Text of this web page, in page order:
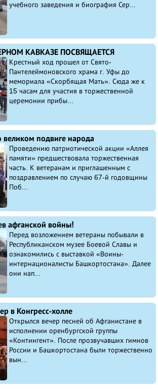
учебного заведения и биография Сер...
КАВКАЗЕ ПОСВЯЩАЕТСЯ
Крестный ход прошел от Свято-
Пантелеймоновского храма г. Уфы до
мемориала «Скорбящая Мать». Сюда же к
15 часам для участия в торжественной
церемонии прибы...
великом подвиге народа
Проведению патриотической акции «Аллея
памяти» предшествовала торжественная
часть. К ветеранам и приглашенным с
поздравлением по случаю 67-й годовщины
Поб...
афганской войны!
Перед возложением ветераны побывали в
Республиканском музее Боевой Славы и
ознакомились с выставкой «Воины-
интернационалисты Башкортостана». Далее
они нап...
в Конгресс-холле
Открылся вечер песней об Афганистане в
исполнении оренбургской группы
«Контингент». После прозвучавших гимнов
России и Башкортостана были торжественно
вын...